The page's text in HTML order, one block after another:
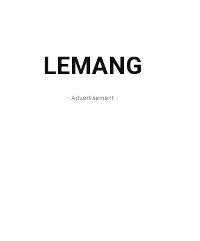
LEMANG
- Advertisement -